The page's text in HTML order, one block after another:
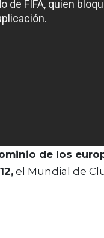
de los
el Mundial de